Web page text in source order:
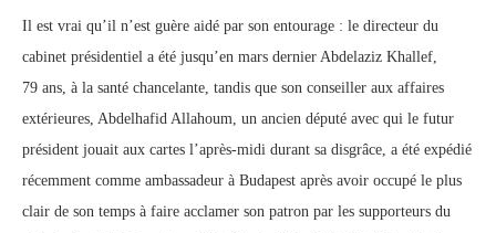
Il est vrai qu’il n’est guère aidé par son entourage : le directeur du
cabinet présidentiel a été jusqu’en mars dernier Abdelaziz Khallef,
79 ans, à la santé chancelante, tandis que son conseiller aux affaires
extérieures, Abdelhafid Allahoum, un ancien député avec qui le futur
président jouait aux cartes l’après-midi durant sa disgrâce, a été expédié
récemment comme ambassadeur à Budapest après avoir occupé le plus
clair de son temps à faire acclamer son patron par les supporteurs du